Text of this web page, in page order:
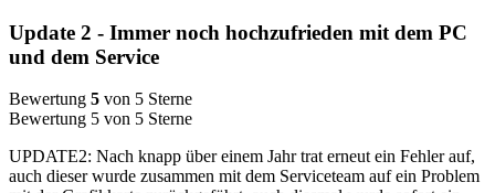
Update 2 - Immer noch hochzufrieden mit dem PC
und dem Service
Bewertung 5 von 5 Sterne
Bewertung 5 von 5 Sterne
UPDATE2: Nach knapp über einem Jahr trat erneut ein Fehler auf,
auch dieser wurde zusammen mit dem Serviceteam auf ein Problem